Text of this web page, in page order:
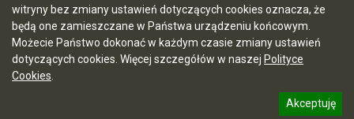
witryny bez zmiany ustawień dotyczących cookies oznacza, że
będą one zamieszczane w Państwa urządzeniu końcowym.
Możecie Państwo dokonać w każdym czasie zmiany ustawień
dotyczących cookies. Więcej szczegółów w naszej Polityce
Cookies
Akceptuję
Statystyki oglądalności
Ostatnia aktualizacja BIP: 03.08.2026 13:09
CMS i hosting: Logonet Sp. z o.o. w Bydgoszczy